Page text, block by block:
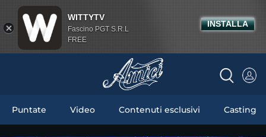
Puntate Video Contenuti esclusivi Casting
WITTYTV
Fascino PGT S.R.L
FREE
INSTALLA